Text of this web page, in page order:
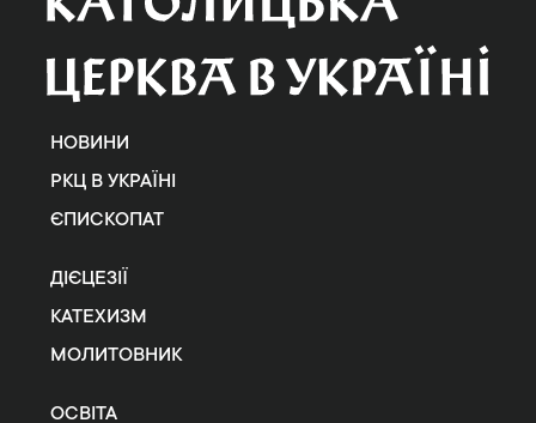
НОВИНИ
РКЦ В УКРАЇНІ
ЄПИСКОПАТ
ДІЄЦЕЗІЇ
КАТЕХИЗМ
МОЛИТОВНИК
ОСВІТА